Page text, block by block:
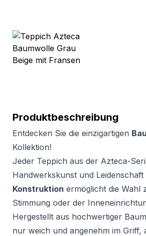
Produktbeschreibung
Entdecken Sie die einzigartigen
Kollektion!
Jeder Teppich aus der Azteca-
Handwerkskunst und Leidenschaft
Konstruktion ermöglicht die Wahl
Stimmung oder der
Hergestellt aus hochwertiger
nur weich und angenehm im